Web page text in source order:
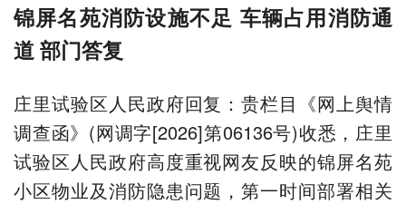
锦屏名苑消防设施不足 车辆占用消防通
道 部门答复
庄里试验区人民政府回复：贵栏目《网上舆情
调查函》(网调字[2026]第06136号)收悉，庄里
试验区人民政府高度重视网友反映的锦屏名苑
小区物业及消防隐患问题，第一时间部署相关